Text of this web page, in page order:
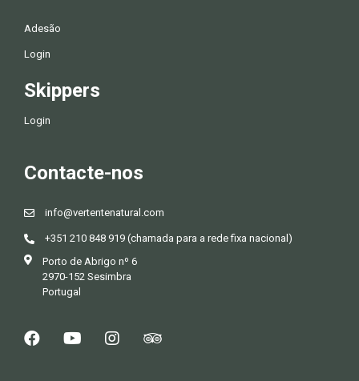
Adesão
Login
Skippers
Login
Contacte-nos
info@vertentenatural.com
+351 210 848 919 (chamada para a rede fixa nacional)
Porto de Abrigo nº 6
2970-152 Sesimbra
Portugal